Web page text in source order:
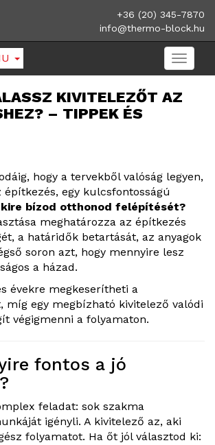
+36 (20) 345-7870
info@thermo-block.hu
KIVITELEZŐT AZ
– TIPPEK ÉS
hogy a tervekből valóság legyen,
egy kulcsfontosságú
kire bízod otthonod felépítését?
meghatározza az építkezés
a határidők betartását, az anyagok
soron azt, hogy mennyire lesz
a házad.
évekre megkeserítheti a
míg egy megbízható kivitelező valódi
végigmenni a folyamaton.
fontos a jó
feladat: sok szakma
igényli. A kivitelező az, aki
folyamatot. Ha őt jól választod ki: